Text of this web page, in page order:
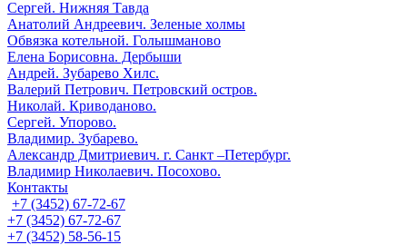
Сергей. Нижняя Тавда
Анатолий Андреевич. Зеленые холмы
Обвязка котельной. Голышманово
Елена Борисовна. Дербыши
Андрей. Зубарево Хилс.
Валерий Петрович. Петровский остров.
Николай. Криводаново.
Сергей. Упорово.
Владимир. Зубарево.
Александр Дмитриевич. г. Санкт –Петербург.
Владимир Николаевич. Посохово.
Контакты
+7 (3452) 67-72-67
+7 (3452) 67-72-67
+7 (3452) 58-56-15